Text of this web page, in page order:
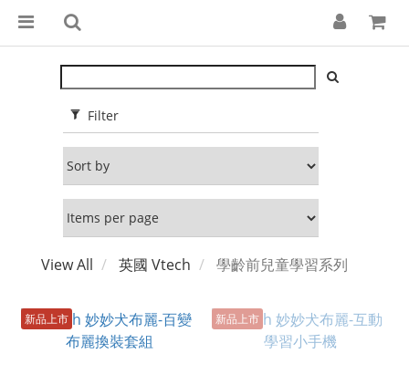
Filter
View All 英國 Vtech 學齡前兒童學習系列
新品上市 新品上市